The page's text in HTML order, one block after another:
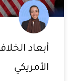
أبعاد
الأمريكي